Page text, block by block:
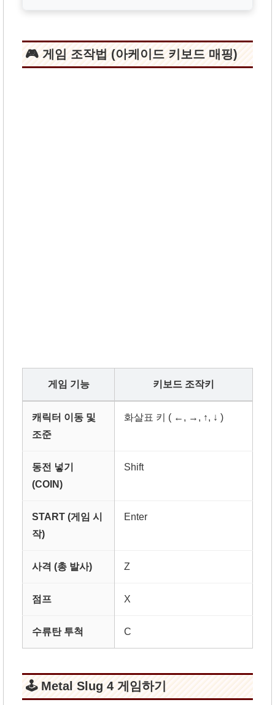
🎮 게임 조작법 (아케이드 키보드 매핑)
게임 기능 키보드 조작키
캐릭터 이동 및
조준
화살표 키 ( ←, →, ↑, ↓ )
동전 넣기
(COIN)
Shift
START (게임 시
작)
Enter
사격 (총 발사) Z
점프 X
수류탄 투척 C
🕹️ Metal Slug 4 게임하기